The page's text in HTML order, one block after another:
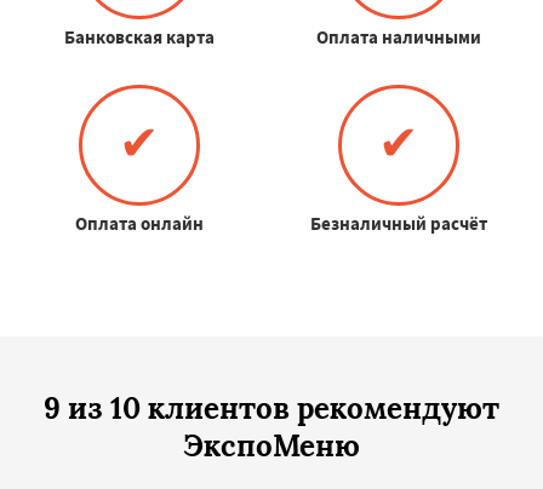
Банковская карта Оплата наличными
✔
Оплата онлайн
✔
Безналичный расчёт
9 из 10 клиентов рекомендуют
ЭкспоМеню